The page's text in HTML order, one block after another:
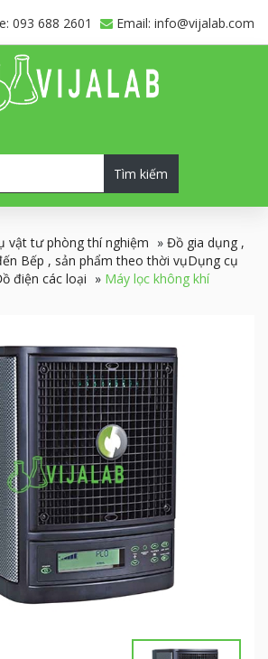
093 688 2601 Email: info@vijalab.com
Tìm kiếm
vật tư phòng thí nghiệm » Đồ gia dụng ,
Bếp , sản phẩm theo thời vụDụng cụ
điện các loại » Máy lọc không khí